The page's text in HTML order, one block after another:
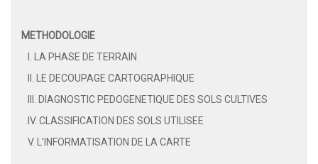
METHODOLOGIE
I. LA PHASE DE TERRAIN
II. LE DECOUPAGE CARTOGRAPHIQUE
III. DIAGNOSTIC PEDOGENETIQUE DES SOLS CULTIVES
IV. CLASSIFICATION DES SOLS UTILISEE
V. L'INFORMATISATION DE LA CARTE